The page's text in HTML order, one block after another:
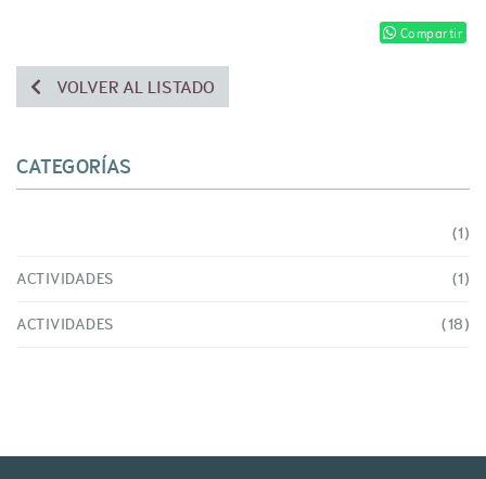
Compartir
VOLVER AL LISTADO
CATEGORÍAS
(1)
ACTIVIDADES
(1)
ACTIVIDADES
(18)